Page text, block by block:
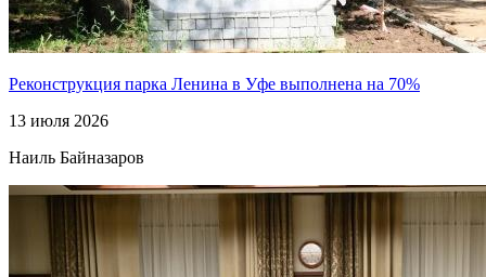
Реконструкция парка Ленина в Уфе выполнена на 70%
13 июля 2026
Наиль Байназаров